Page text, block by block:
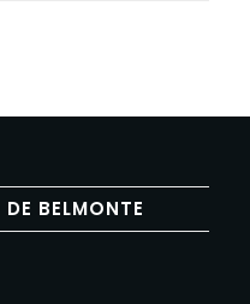
BELMONTE